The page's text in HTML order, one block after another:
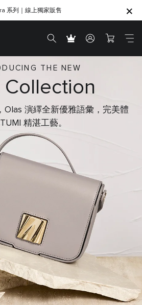
SHOP GIFTS
SHOP GIFTS
系列｜線上獨家販售
THE NEW
Collection
Olas 演繹全新優雅語彙，完美體
精湛工藝。